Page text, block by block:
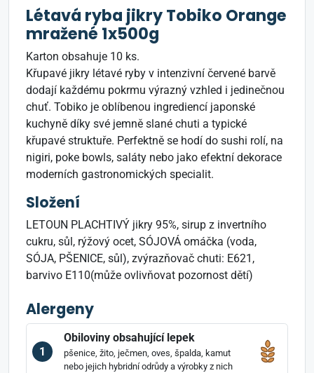
Létavá ryba jikry Tobiko Orange
mražené 1x500g
Karton obsahuje 10 ks.
Křupavé jikry létavé ryby v intenzivní červené barvě
dodají každému pokrmu výrazný vzhled i jedinečnou
chuť. Tobiko je oblíbenou ingrediencí japonské
kuchyně díky své jemně slané chuti a typické
křupavé struktuře. Perfektně se hodí do sushi rolí, na
nigiri, poke bowls, saláty nebo jako efektní dekorace
moderních gastronomických specialit.
Složení
LETOUN PLACHTIVÝ jikry 95%, sirup z invertního
cukru, sůl, rýžový ocet, SÓJOVÁ omáčka (voda,
SÓJA, PŠENICE, sůl), zvýrazňovač chuti: E621,
barvivo E110(může ovlivňovat pozornost dětí)
Alergeny
1
Obiloviny obsahující lepek
pšenice, žito, ječmen, oves, špalda, kamut
nebo jejich hybridní odrůdy a výrobky z nich